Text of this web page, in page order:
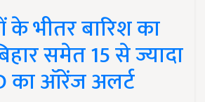
भीतर बारिश का
समेत 15 से ज्यादा
का ऑरेंज अलर्ट